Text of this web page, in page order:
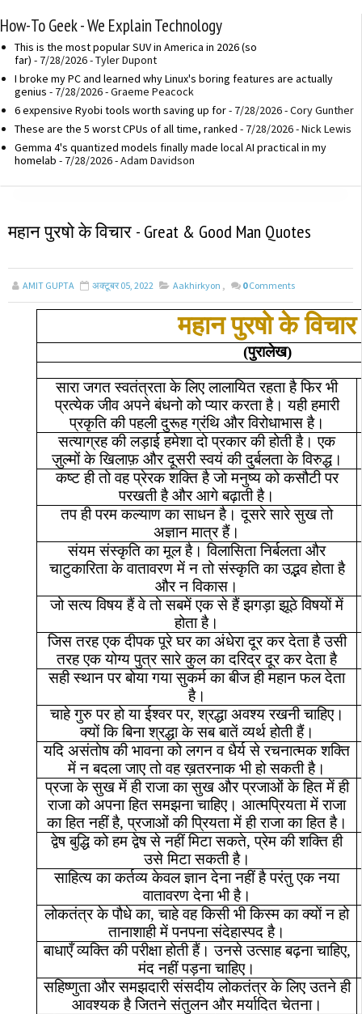
How-To Geek - We Explain Technology
This is the most popular SUV in America in 2026 (so
far) - 7/28/2026- Tyler Dupont
I broke my PC and learned why Linux's boring features are actually
genius - 7/28/2026- Graeme Peacock
6 expensive Ryobi tools worth saving up for- 7/28/2026- Cory Gunther
These are the 5 worst CPUs of all time, ranked - 7/28/2026- Nick Lewis
Gemma 4's quantized models finally made local AI practical in my
homelab - 7/28/2026- Adam Davidson
महान पुरषो के विचार - Great & Good Man Quotes
AMIT GUPTA अक्टूबर 05, 2022 Aakhirkyon , 0 Comments
महान पुरषो के विचार
(पुरालेख)
सारा जगत स्वतंत्रता के लिए लालायित रहता है फिर भी
प्रत्येक जीव अपने बंधनो को प्यार करता है। यही हमारी
प्रकृति की पहली दुरूह ग्रंथि और विरोधाभास है।
सत्याग्रह की लड़ाई हमेशा दो प्रकार की होती है। एक
ज़ुल्मों के खिलाफ़ और दूसरी स्वयं की दुर्बलता के विरुद्ध।
कष्ट ही तो वह प्रेरक शक्ति है जो मनुष्य को कसौटी पर
परखती है और आगे बढ़ाती है।
तप ही परम कल्याण का साधन है। दूसरे सारे सुख तो
अज्ञान मात्र हैं।
संयम संस्कृति का मूल है। विलासिता निर्बलता और
चाटुकारिता के वातावरण में न तो संस्कृति का उद्भव होता है
और न विकास।
जो सत्य विषय हैं वे तो सबमें एक से हैं झगड़ा झूठे विषयों में
होता है।
जिस तरह एक दीपक पूरे घर का अंधेरा दूर कर देता है उसी
तरह एक योग्य पुत्र सारे कुल का दरिद्र दूर कर देता है
सही स्थान पर बोया गया सुकर्म का बीज ही महान फल देता
है।
चाहे गुरु पर हो या ईश्वर पर,श्रद्धा अवश्य रखनी चाहिए।
क्यों कि बिना श्रद्धा के सब बातें व्यर्थ होती हैं।
यदि असंतोष की भावना को लगन व धैर्य से रचनात्मक शक्ति
में न बदला जाए तो वह ख़तरनाक भी हो सकती है।
प्रजा के सुख में ही राजा का सुख और प्रजाओं के हित में ही
राजा को अपना हित समझना चाहिए। आत्मप्रियता में राजा
का हित नहीं है,प्रजाओं की प्रियता में ही राजा का हित है।
द्वेष बुद्धि को हम द्वेष से नहीं मिटा सकते,प्रेम की शक्ति ही
उसे मिटा सकती है।
साहित्य का कर्तव्य केवल ज्ञान देना नहीं है परंतु एक नया
वातावरण देना भी है।
लोकतंत्र के पौधे का,चाहे वह किसी भी किस्म का क्यों न हो
तानाशाही में पनपना संदेहास्पद है।
बाधाएँ व्यक्ति की परीक्षा होती हैं। उनसे उत्साह बढ़ना चाहिए,
मंद नहीं पड़ना चाहिए।
सहिष्णुता और समझदारी संसदीय लोकतंत्र के लिए उतने ही
आवश्यक है जितने संतुलन और मर्यादित चेतना।